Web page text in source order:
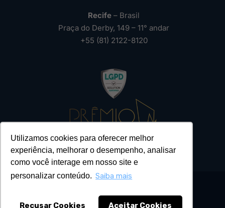
Utilizamos cookies para oferecer melhor
experiência, melhorar o desempenho, analisar
como você interage em nosso site e
personalizar conteúdo. Saiba mais
Recusar Cookies Aceitar Cookies
Recife – Brasil
Praça do Derby, 149 – 11° andar
+55 (81) 2122-8120